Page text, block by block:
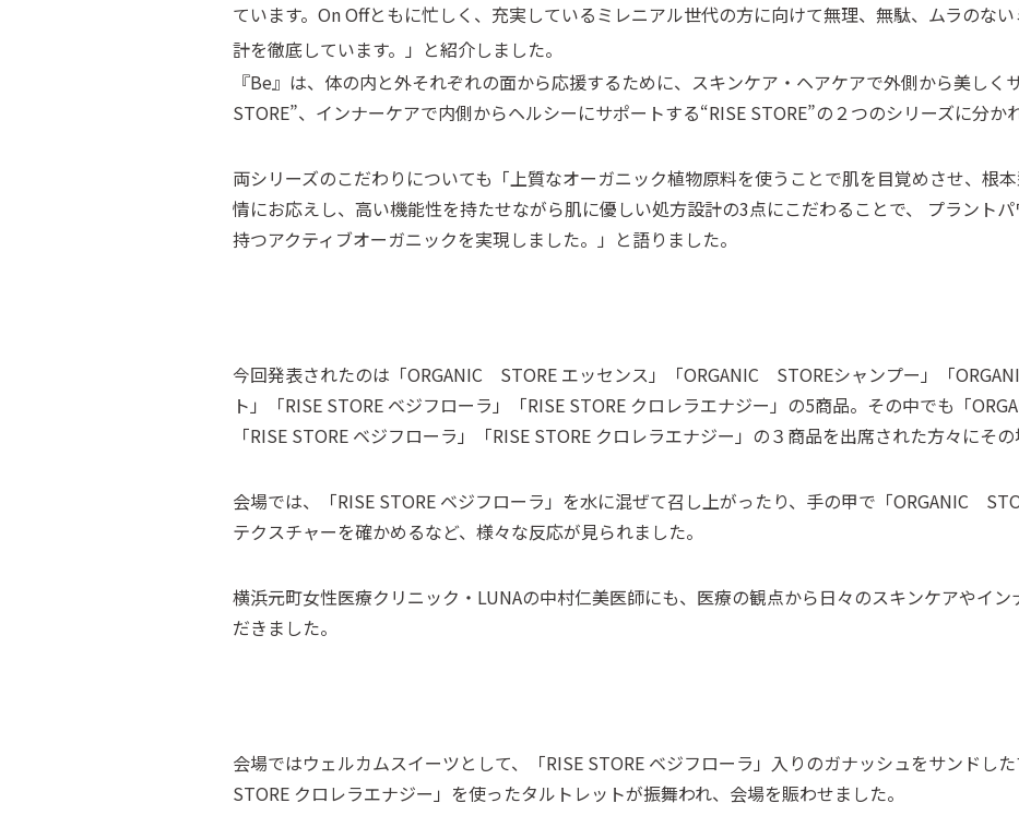
ています。On Offともに忙しく、充実しているミレニアル世代の方に向けて無理、無駄、ムラのな
計を徹底しています。」と紹介しました。
『Be』は、体の内と外それぞれの面から応援するために、スキンケア・ヘアケアで外側から美しく
STORE”、インナーケアで内側からヘルシーにサポートする“RISE STORE”の２つのシリーズに分か
両シリーズのこだわりについても「上質なオーガニック植物原料を使うことで肌を目覚めさせ、根
情にお応えし、高い機能性を持たせながら肌に優しい処方設計の3点にこだわることで、 プラント
持つアクティブオーガニックを実現しました。」と語りました。
今回発表されたのは「ORGANIC STORE エッセンス」「ORGANIC STOREシャンプー」「
ト」「RISE STORE ベジフローラ」「RISE STORE クロレラエナジー」の5商品。その中でも「
「RISE STORE ベジフローラ」「RISE STORE クロレラエナジー」の３商品を出席された方々にそ
会場では、「RISE STORE ベジフローラ」を水に混ぜて召し上がったり、手の甲で「ORGANIC
テクスチャーを確かめるなど、様々な反応が見られました。
横浜元町女性医療クリニック・LUNAの中村仁美医師にも、医療の観点から日々のスキンケアやイ
だきました。
会場ではウェルカムスイーツとして、「RISE STORE ベジフローラ」入りのガナッシュをサンドし
STORE クロレラエナジー」を使ったタルトレットが振舞われ、会場を賑わせました。